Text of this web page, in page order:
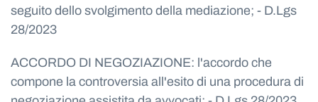
seguito dello svolgimento della mediazione; - D.Lgs
28/2023
ACCORDO DI NEGOZIAZIONE: l'accordo che
compone la controversia all'esito di una procedura di